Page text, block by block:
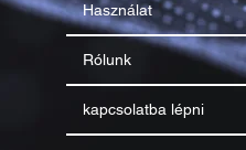
Használat
Rólunk
kapcsolatba lépni